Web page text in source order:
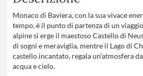
Monaco di Baviera, con la sua vivace
tempo, è il punto di partenza di un
alpine si erge il maestoso Castello di
di sogni e meraviglia, mentre il Lago di
castello incantato, regala un’atmosfera
acqua e cielo.